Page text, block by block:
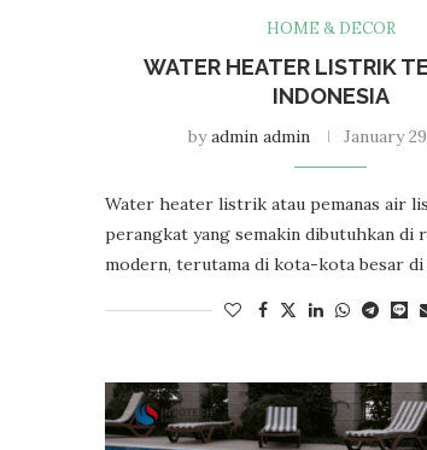
HOME & DECOR
WATER HEATER LISTRIK
INDONESIA
byadmin admin January
Water heater listrik atau pemanas air
perangkat yang semakin dibutuhkan di
modern, terutama di kota-kota besar